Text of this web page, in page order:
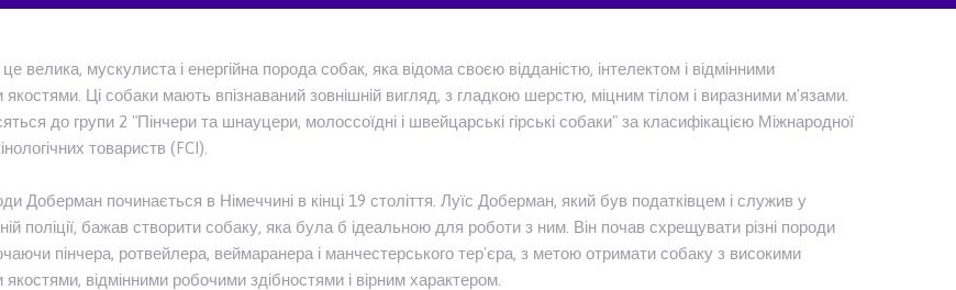
велика, мускулиста і енергійна порода собак, яка відома своєю відданістю, інтелектом і відмінними
Ці собаки мають впізнаваний зовнішній вигляд, з гладкою шерстю, міцним тілом і виразними м'язами.
до групи 2 "Пінчери та шнауцери, молоссоїдні і швейцарські гірські собаки" за класифікацією Міжнародної
товариств (FCI).
Доберман починається в Німеччині в кінці 19 століття. Луїс Доберман, який був податківцем і служив у
поліції, бажав створити собаку, яка була б ідеальною для роботи з ним. Він почав схрещувати різні породи
пінчера, ротвейлера, веймаранера і манчестерського тер'єра, з метою отримати собаку з високими
відмінними робочими здібностями і вірним характером.